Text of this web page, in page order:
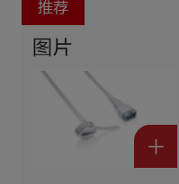
推荐
图片